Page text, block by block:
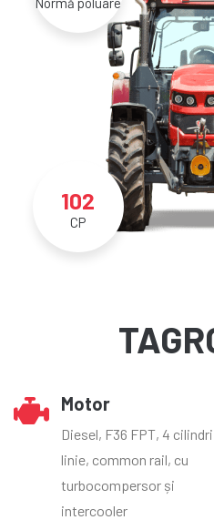
102
CP
Motor
Diesel, F36 FPT, 4
linie, common rail, cu
turbocompersor și
intercooler